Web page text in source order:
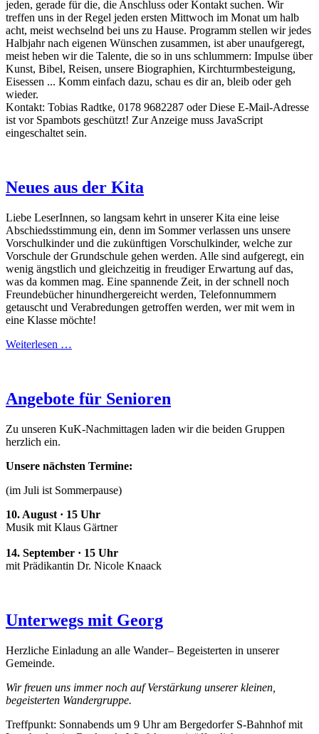
jeden, gerade für die, die Anschluss oder Kontakt suchen. Wir
treffen uns in der Regel jeden ersten Mittwoch im Monat um halb
acht, meist wechselnd bei uns zu Hause. Programm stellen wir jedes
Halbjahr nach eigenen Wünschen zusammen, ist aber unaufgeregt,
meist heben wir die Talente, die so in uns schlummern: Impulse über
Kunst, Bibel, Reisen, unsere Biographien, Kirchturmbesteigung,
Eisessen ... Komm einfach dazu, schau es dir an, bleib oder geh
wieder.
Kontakt: Tobias Radtke, 0178 9682287 oderDiese E-Mail-Adresse
ist vor Spambots geschützt! Zur Anzeige muss JavaScript
eingeschaltet sein.
Neues aus der Kita
Liebe LeserInnen, so langsam kehrt in unserer Kita eine leise
Abschiedsstimmung ein, denn im Sommer verlassen uns unsere
Vorschulkinder und die zukünftigen Vorschulkinder, welche zur
Vorschule der Grundschule gehen werden. Alle sind aufgeregt, ein
wenig ängstlich und gleichzeitig in freudiger Erwartung auf das,
was da kommen mag. Eine spannende Zeit, in der schnell noch
Freundebücher hinundhergereicht werden, Telefonnummern
getauscht und Verabredungen getroffen werden, wer mit wem in
eine Klasse möchte!
Weiterlesen …
Angebote für Senioren
Zu unseren KuK-Nachmittagen laden wir die beiden Gruppen
herzlich ein.
Unsere nächsten Termine:
(im Juli ist Sommerpause)
10. August · 15 Uhr
Musik mit Klaus Gärtner
14. September · 15 Uhr
mit Prädikantin Dr. Nicole Knaack
Unterwegs mit Georg
Herzliche Einladung an alle Wander– Begeisterten in unserer
Gemeinde.
Wir freuen uns immer noch auf Verstärkung unserer kleinen,
begeisterten Wandergruppe.
Treffpunkt: Sonnabends um 9 Uhr am Bergedorfer S-Bahnhof mit